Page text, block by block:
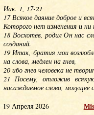
Иак. 1, 17-21
17 Всякое даяние доброе и
Которого нет изменения и ни
18 Восхотев, родил Он нас
созданий.
19 Итак, братия мои
на слова, медлен на гнев,
20 ибо гнев человека не
21 Посему, отложив
насаждаемое слово, могущее
19 Апреля 2026